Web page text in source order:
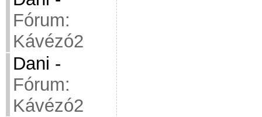
Fórum:
Kávézó2
Dani -
Fórum:
Kávézó2